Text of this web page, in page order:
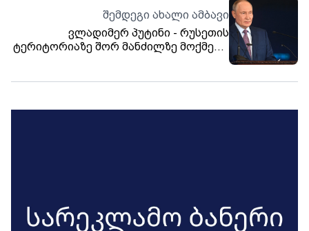
შემდეგი ახალი ამბავი
ვლადიმერ პუტინი - რუსეთის
ტერიტორიაზე შორ მანძილზე მოქმედი